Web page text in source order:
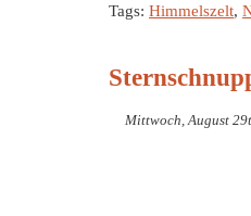
Tags: Himmelszelt,
Mittwoch, August